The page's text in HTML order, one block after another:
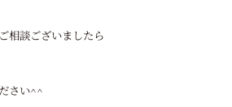
相談ございましたら
さい^^